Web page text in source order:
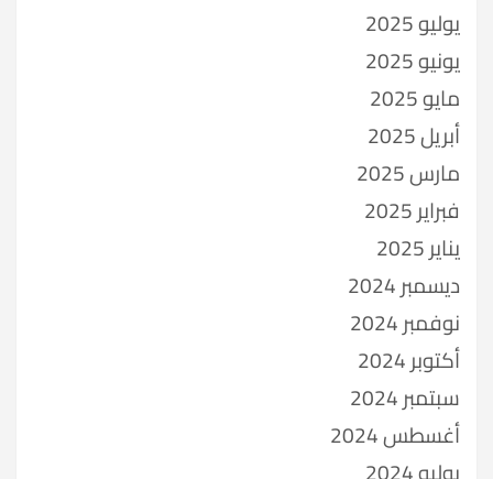
يوليو 2025
يونيو 2025
مايو 2025
أبريل 2025
مارس 2025
فبراير 2025
يناير 2025
ديسمبر 2024
نوفمبر 2024
أكتوبر 2024
سبتمبر 2024
أغسطس 2024